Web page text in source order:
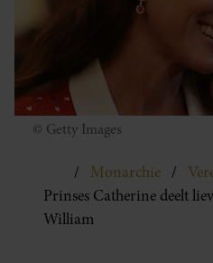
© Getty Images
Monarchie
Prinses Catherine deelt
William